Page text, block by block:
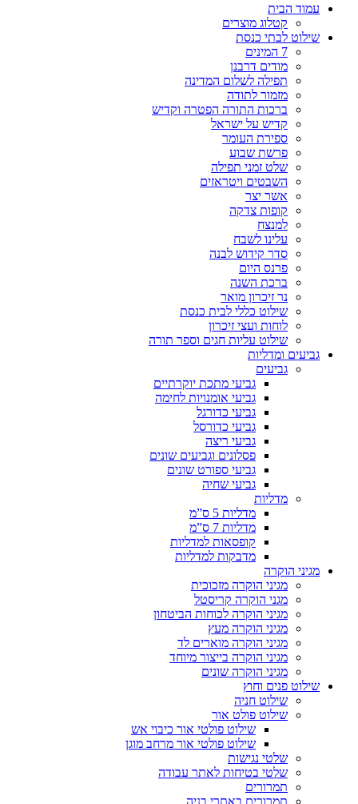
עמוד הבית
קטלוג מוצרים
שילוט לבתי כנסת
7 המינים
מודים דרבנן
תפילה לשלום המדינה
מזמור לתודה
ברכות התורה הפטרה וקדיש
קדיש על ישראל
ספירת העומר
פרשת שבוע
שלט זמני תפילה
השבטים ויטראזים
אשר יצר
קופות צדקה
למנצח
עלינו לשבח
סדר קידוש לבנה
פרנס היום
ברכת השנה
נר זיכרון מואר
שילוט כללי לבית כנסת
לוחות ועצי זיכרון
שילוט עליות חגים וספר תורה
גביעים ומדליות
גביעים
גביעי מתכת יוקרתיים
גביעי אומנויות לחימה
גביעי כדורגל
גביעי כדורסל
גביעי ריצה
פסלונים וגביעים שונים
גביעי ספורט שונים
גביעי שחיה
מדליות
מדליות 5 ס”מ
מדליות 7 ס”מ
קופסאות למדליות
מדבקות למדליות
מגיני הוקרה
מגיני הוקרה מזכוכית
מגני הוקרה קריסטל
מגיני הוקרה לכוחות הביטחון
מגיני הוקרה מעץ
מגיני הוקרה מוארים לד
מגיני הוקרה בייצור מיוחד
מגיני הוקרה שונים
שילוט פנים וחוץ
שילוט חניה
שילוט פולט אור
שילוט פולטי אור כיבוי אש
שילוט פולטי אור מרחב מוגן
שלטי נגישות
שלטי בטיחות לאתר עבודה
תמרורים
תמרורים באתרי בניה